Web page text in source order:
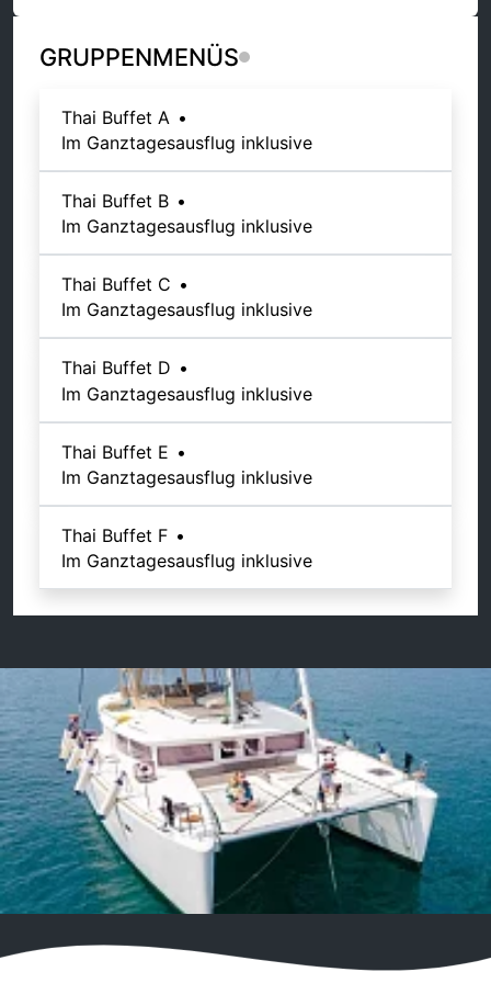
GRUPPENMENÜS
Thai Buffet A •
Im Ganztagesausflug inklusive
Thai Buffet B •
Im Ganztagesausflug inklusive
Thai Buffet C •
Im Ganztagesausflug inklusive
Thai Buffet D •
Im Ganztagesausflug inklusive
Thai Buffet E •
Im Ganztagesausflug inklusive
Thai Buffet F •
Im Ganztagesausflug inklusive